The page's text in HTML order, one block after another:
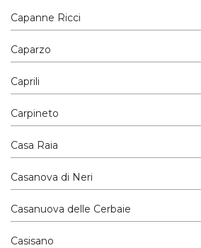
Capanne Ricci
Caparzo
Caprili
Carpineto
Casa Raia
Casanova di Neri
Casanuova delle Cerbaie
Casisano